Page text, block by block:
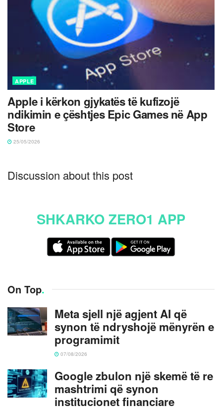
APPLE
Apple i kërkon gjykatës të kufizojë
ndikimin e çështjes Epic Games në App
Store
25/05/2026
Discussion about this post
SHKARKO ZERO1 APP
On Top.
Meta sjell një agjent AI që
synon të ndryshojë mënyrën e
programimit
07/08/2026
Google zbulon një skemë të re
mashtrimi që synon
institucionet financiare